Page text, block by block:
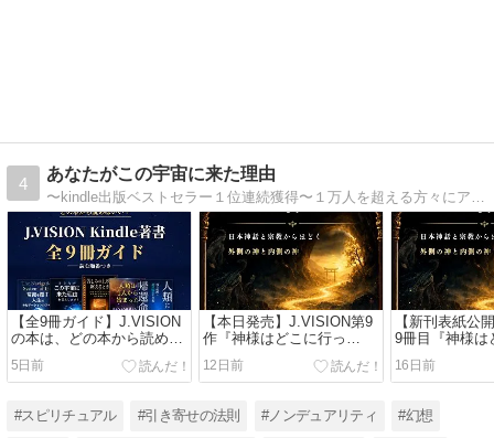
4
あなたがこの宇宙に来た理由
【全9冊ガイド】J.VISION
の本は、どの本から読めば
いい？
5日前
【本日発売】J.VISION第9
作『神様はどこに行っ
た？』
12日前
【新刊表紙公
9冊目『神様は
た？』7月29日
16日前
#スピリチュアル #引き寄せの法則 #ノンデュアリティ #幻想